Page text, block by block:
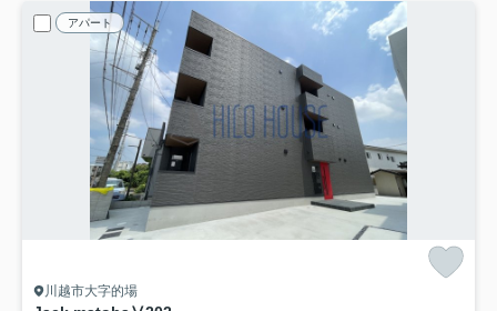
アパート
川越市大字的場